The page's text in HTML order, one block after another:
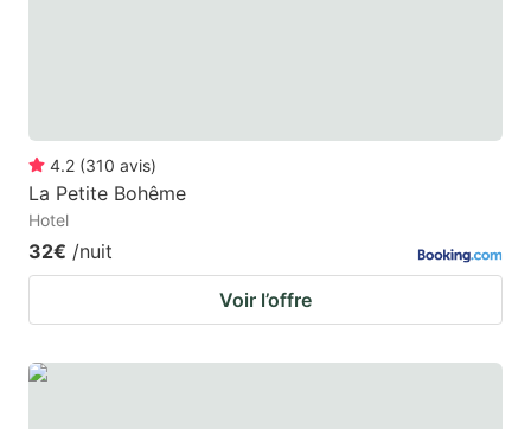
4.2 (310 avis)
La Petite Bohême
Hotel
32€ /nuit
Voir l’offre